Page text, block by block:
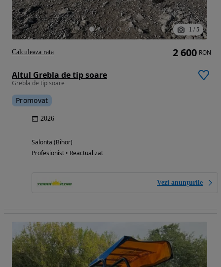
1 / 5
Altul Grebla de tip soare
Grebla de tip soare
Promovat
2026
Salonta (Bihor)
Profesionist • Reactualizat
Vezi anunțurile
2 600 RON
Calculeaza rata